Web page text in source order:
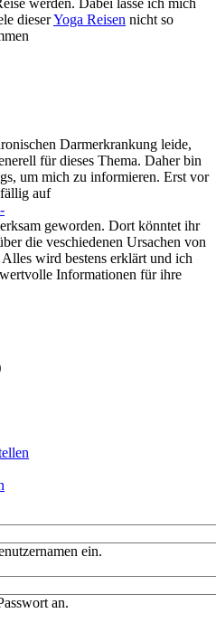
werden. Dabei lasse ich mich
dieserYoga Reisen nicht so
Darmerkrankung leide,
für dieses Thema. Daher bin
um mich zu informieren. Erst vor
auf
geworden. Dort könntet ihr
die veschiedenen Ursachen von
wird bestens erklärt und ich
Informationen für ihre
ein.
an.